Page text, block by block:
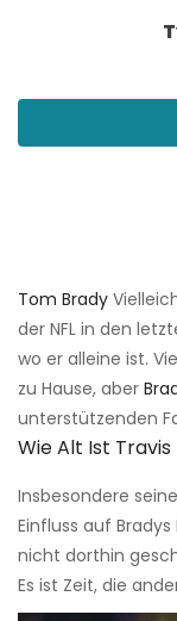
Tom Brady
der NFL in den
wo er alleine ist.
zu Hause, aber
unterstützenden
Wie Alt Ist
Insbesondere
Einfluss auf
nicht dorthin
Es ist Zeit, die